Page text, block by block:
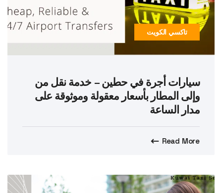
تاكسي الكويت
سيارات أجرة في حطين – خدمة نقل من
وإلى المطار بأسعار معقولة وموثوقة على
مدار الساعة
Read More